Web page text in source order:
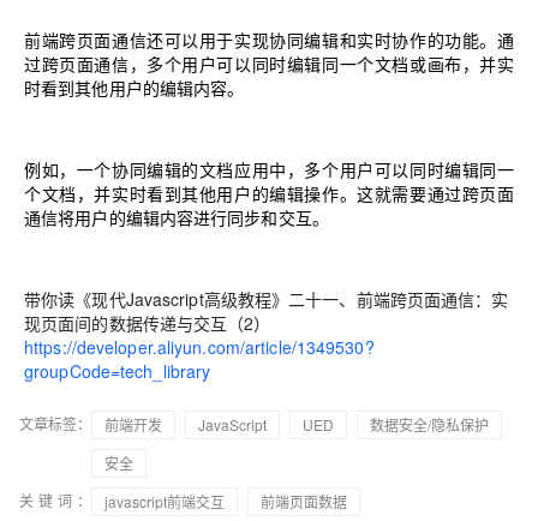
前端跨页面通信还可以用于实现协同编辑和实时协作的功能。通
过跨页面通信，多个用户可以同时编辑同一个文档或画布，并实
时看到其他用户的编辑内容。
例如，一个协同编辑的文档应用中，多个用户可以同时编辑同一
个文档，并实时看到其他用户的编辑操作。这就需要通过跨页面
通信将用户的编辑内容进行同步和交互。
带你读《现代Javascript高级教程》二十一、前端跨页面通信：实
现页面间的数据传递与交互（2）
https://developer.aliyun.com/article/1349530?
groupCode=tech_library
文章标签： 前端开发 JavaScript UED
数据安全/隐私保护
安全
关键词：
javascript前端交互
前端页面数据